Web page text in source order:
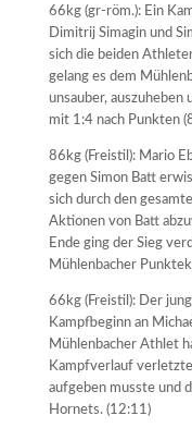
66kg (gr-röm.): Ein
Dimitrij Simagin und
sich die beiden
gelang es dem
unsauber, auszuheben
mit 1:4 nach Punkten
86kg (Freistil): Mario
gegen Simon Batt
sich durch den
Aktionen von Batt
Ende ging der Sieg
Mühlenbacher
66kg (Freistil): Der
Kampfbeginn an
Mühlenbacher Athlet
Kampfverlauf
aufgeben musste und
Hornets. (12:11)